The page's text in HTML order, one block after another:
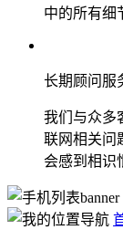
中的所有细
长期顾问服
我们与众多
联网相关问
会感到相识